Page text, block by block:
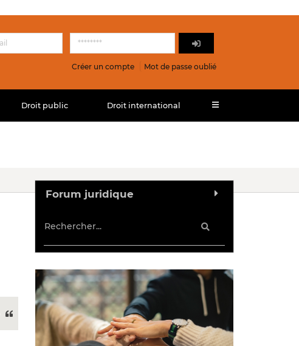
Créer un compte Mot de passe oublié
Droit public Droit international
Forum juridique